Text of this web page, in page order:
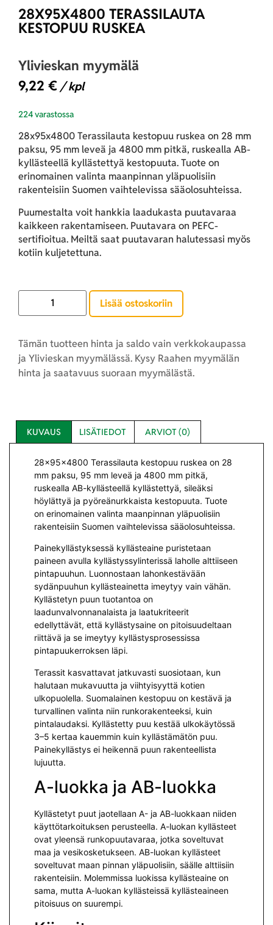
28X95X4800 TERASSILAUTA
KESTOPUU RUSKEA
Ylivieskan myymälä
9,22 € / kpl
224 varastossa
28x95x4800 Terassilauta kestopuu ruskea on 28 mm
paksu, 95 mm leveä ja 4800 mm pitkä, ruskealla AB-
kyllästeellä kyllästettyä kestopuuta. Tuote on
erinomainen valinta maanpinnan yläpuolisiin
rakenteisiin Suomen vaihtelevissa sääolosuhteissa.
Puumestalta voit hankkia laadukasta puutavaraa
kaikkeen rakentamiseen. Puutavara on PEFC-
sertifioitua. Meiltä saat puutavaran halutessasi myös
kotiin kuljetettuna.
Lisää ostoskoriin
Tämän tuotteen hinta ja saldo vain verkkokaupassa
ja Ylivieskan myymälässä. Kysy Raahen myymälän
hinta ja saatavuus suoraan myymälästä.
KUVAUS LISÄTIEDOT ARVIOT (0)
28x95x4800 Terassilauta kestopuu ruskea on 28
mm paksu, 95 mm leveä ja 4800 mm pitkä,
ruskealla AB-kyllästeellä kyllästettyä, sileäksi
höylättyä ja pyöreänurkkaista kestopuuta. Tuote
on erinomainen valinta maanpinnan yläpuolisiin
rakenteisiin Suomen vaihtelevissa sääolosuhteissa.
Painekyllästyksessä kyllästeaine puristetaan
paineen avulla kyllästyssylinterissä laholle alttiiseen
pintapuuhun. Luonnostaan lahonkestävään
sydänpuuhun kyllästeainetta imeytyy vain vähän.
Kyllästetyn puun tuotantoa on
laadunvalvonnanalaista ja laatukriteerit
edellyttävät, että kyllästysaine on pitoisuudeltaan
riittävä ja se imeytyy kyllästysprosessissa
pintapuukerroksen läpi.
Terassit kasvattavat jatkuvasti suosiotaan, kun
halutaan mukavuutta ja viihtyisyyttä kotien
ulkopuolella. Suomalainen kestopuu on kestävä ja
turvallinen valinta niin runkorakenteeksi, kuin
pintalaudaksi. Kyllästetty puu kestää ulkokäytössä
3–5 kertaa kauemmin kuin kyllästämätön puu.
Painekyllästys ei heikennä puun rakenteellista
lujuutta.
A-luokka ja AB-luokka
Kyllästetyt puut jaotellaan A- ja AB-luokkaan niiden
käyttötarkoituksen perusteella. A-luokan kyllästeet
ovat yleensä runkopuutavaraa, jotka soveltuvat
maa ja vesikosketukseen. AB-luokan kyllästeet
soveltuvat maan pinnan yläpuolisiin, säälle alttiisiin
rakenteisiin. Molemmissa luokissa kyllästeaine on
sama, mutta A-luokan kyllästeissä kyllästeaineen
pitoisuus on suurempi.